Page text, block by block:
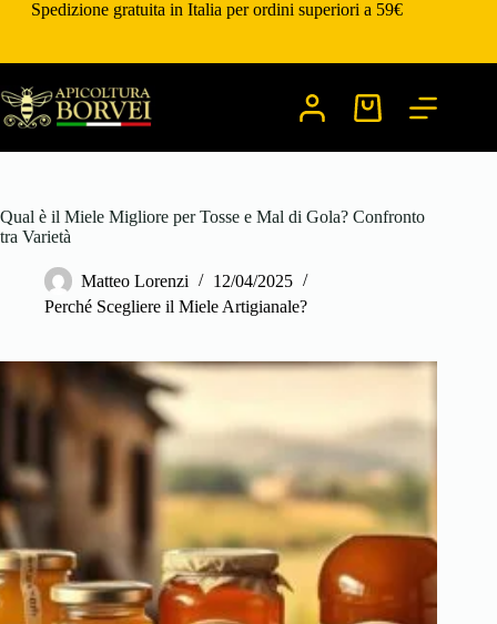
SaltaSpedizione gratuita in Italia per ordini superiori a 59€
Carrello
Qual è il Miele Migliore per Tosse e Mal di Gola? Confronto
tra Varietà
Matteo Lorenzi
12/04/2025
Perché Scegliere il Miele Artigianale?